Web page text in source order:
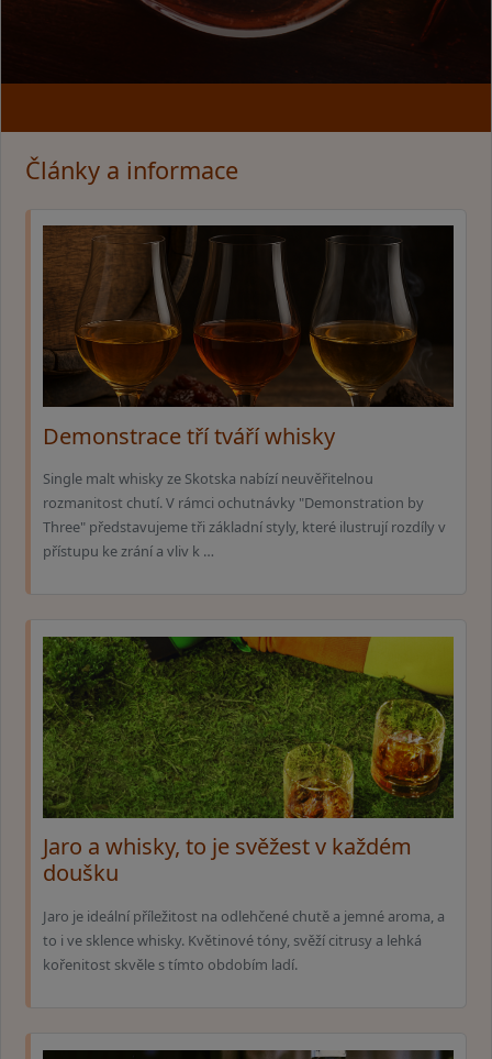
Články a informace
Demonstrace tří tváří whisky
Single malt whisky ze Skotska nabízí neuvěřitelnou
rozmanitost chutí. V rámci ochutnávky "Demonstration by
Three" představujeme tři základní styly, které ilustrují rozdíly v
přístupu ke zrání a vliv k …
Jaro a whisky, to je svěžest v každém
doušku
Jaro je ideální příležitost na odlehčené chutě a jemné aroma, a
to i ve sklence whisky. Květinové tóny, svěží citrusy a lehká
kořenitost skvěle s tímto obdobím ladí.